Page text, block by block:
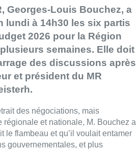
Georges-Louis Bouchez, a
lundi à 14h30 les six partis
2026 pour la Région
semaines. Elle doit
des discussions après
et président du MR
des négociations, mais
et nationale, M. Bouchez a
le flambeau et qu’il voulait entamer
gouvernementales, et plus